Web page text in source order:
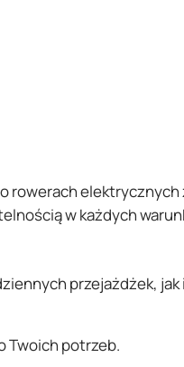
rowerach elektrycznych
w każdych
przejażdżek, jak
Twoich potrzeb.